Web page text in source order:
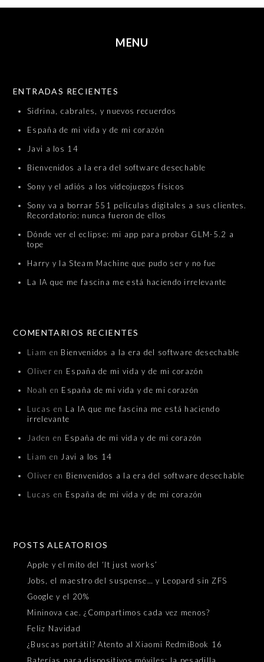
MENU
ENTRADAS RECIENTES
Sidrina, cabrales, y nuevos recuerdos
España de mi vida y de mi corazón
Javi a los 14
Bienvenidos a la era del software desechable
Sony y el adiós a los videojuegos físicos
Sony va a borrar 551 películas digitales a sus clientes.
Recordatorio: nunca fueron de ellos
Dónde ver el eclipse: mi app para probar GLM-5.2 a
tope
Harry y la Steam Machine que pudo ser y no fue
La IA que me fascina me está haciendo irrelevante
COMENTARIOS RECIENTES
Liam en Bienvenidos a la era del software desechable
Oliver en España de mi vida y de mi corazón
Noah en España de mi vida y de mi corazón
Lucas en La IA que me fascina me está haciendo
irrelevante
Jaden en España de mi vida y de mi corazón
Liam en Javi a los 14
Oliver en Bienvenidos a la era del software desechable
Lucas en España de mi vida y de mi corazón
POSTS ALEATORIOS
Apple y el mito del ‘It just works’
Jobs, el maestro del suspense… y Leopard sin ZFS
Google y el 20%
Mininova cae. ¿Compartimos cada vez menos?
Feliz Navidad
¿Buscas portátil? Atento al Xiaomi RedmiBook 16